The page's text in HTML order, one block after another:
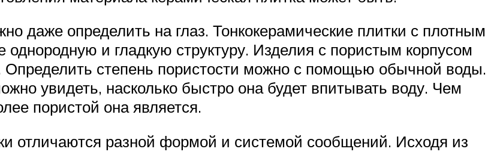
даже определить на глаз. Тонкокерамические плитки с плотным
и гладкую структуру. Изделия с пористым корпусом
Определить степень пористости можно с помощью обычной воды.
увидеть, насколько быстро она будет впитывать воду. Чем
пористой она является.
отличаются разной формой и системой сообщений. Исходя из